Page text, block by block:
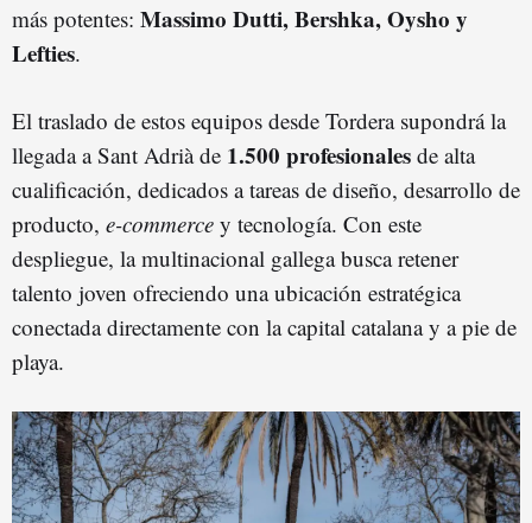
más potentes: Massimo Dutti, Bershka, Oysho y
Lefties.
El traslado de estos equipos desde Tordera supondrá la
llegada a Sant Adrià de 1.500 profesionales de alta
cualificación, dedicados a tareas de diseño, desarrollo de
producto, e-commerce y tecnología. Con este
despliegue, la multinacional gallega busca retener
talento joven ofreciendo una ubicación estratégica
conectada directamente con la capital catalana y a pie de
playa.